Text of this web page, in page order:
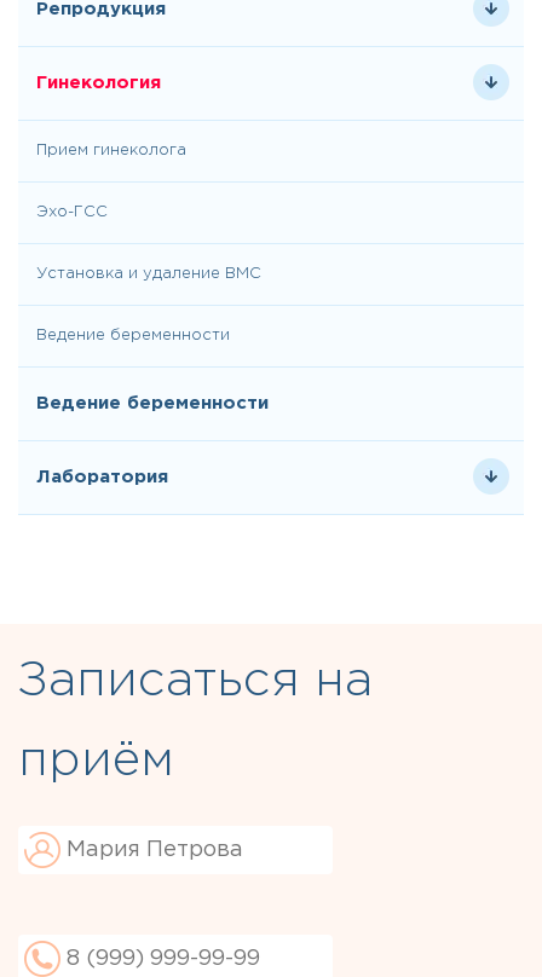
Репродукция
Гинекология
Прием гинеколога
Эхо-ГСС
Установка и удаление ВМС
Ведение беременности
Ведение беременности
Лаборатория
Записаться на
приём